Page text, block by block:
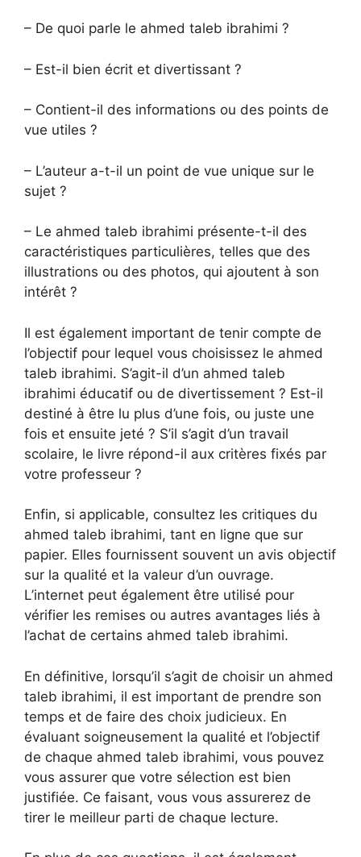
– De quoi parle le ahmed taleb ibrahimi ?
– Est-il bien écrit et divertissant ?
– Contient-il des informations ou des points de
vue utiles ?
– L’auteur a-t-il un point de vue unique sur le
sujet ?
– Le ahmed taleb ibrahimi présente-t-il des
caractéristiques particulières, telles que des
illustrations ou des photos, qui ajoutent à son
intérêt ?
Il est également important de tenir compte de
l’objectif pour lequel vous choisissez le ahmed
taleb ibrahimi. S’agit-il d’un ahmed taleb
ibrahimi éducatif ou de divertissement ? Est-il
destiné à être lu plus d’une fois, ou juste une
fois et ensuite jeté ? S’il s’agit d’un travail
scolaire, le livre répond-il aux critères fixés par
votre professeur ?
Enfin, si applicable, consultez les critiques du
ahmed taleb ibrahimi, tant en ligne que sur
papier. Elles fournissent souvent un avis objectif
sur la qualité et la valeur d’un ouvrage.
L’internet peut également être utilisé pour
vérifier les remises ou autres avantages liés à
l’achat de certains ahmed taleb ibrahimi.
En définitive, lorsqu’il s’agit de choisir un ahmed
taleb ibrahimi, il est important de prendre son
temps et de faire des choix judicieux. En
évaluant soigneusement la qualité et l’objectif
de chaque ahmed taleb ibrahimi, vous pouvez
vous assurer que votre sélection est bien
justifiée. Ce faisant, vous vous assurerez de
tirer le meilleur parti de chaque lecture.